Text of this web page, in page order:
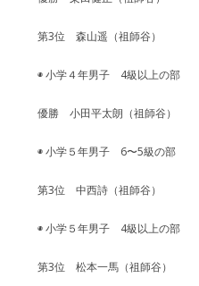
第3位 森山遥（祖師谷）
◉ 小学４年男子 4級以上の部
優勝 小田平太朗（祖師谷）
◉ 小学５年男子 6〜5級の部
第3位 中西詩（祖師谷）
◉ 小学５年男子 4級以上の部
第3位 松本一馬（祖師谷）